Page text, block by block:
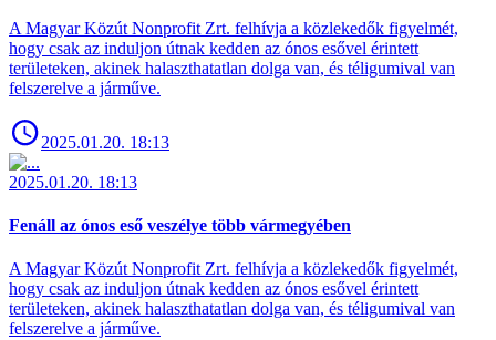
A Magyar Közút Nonprofit Zrt. felhívja a közlekedők figyelmét,
hogy csak az induljon útnak kedden az ónos esővel érintett
területeken, akinek halaszthatatlan dolga van, és téligumival van
felszerelve a járműve.
2025.01.20. 18:13
2025.01.20. 18:13
Fenáll az ónos eső veszélye több vármegyében
A Magyar Közút Nonprofit Zrt. felhívja a közlekedők figyelmét,
hogy csak az induljon útnak kedden az ónos esővel érintett
területeken, akinek halaszthatatlan dolga van, és téligumival van
felszerelve a járműve.